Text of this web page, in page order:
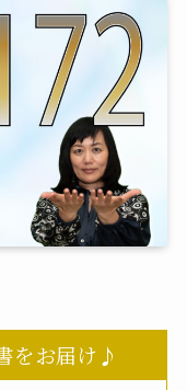
をお届け♪